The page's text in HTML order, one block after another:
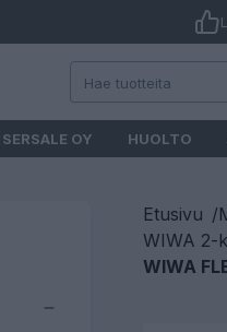
SERSALE OY HUOLTO
Etusivu /
WIWA 2-
WIWA